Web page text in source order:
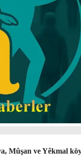
Mûşan ve Yêkmal